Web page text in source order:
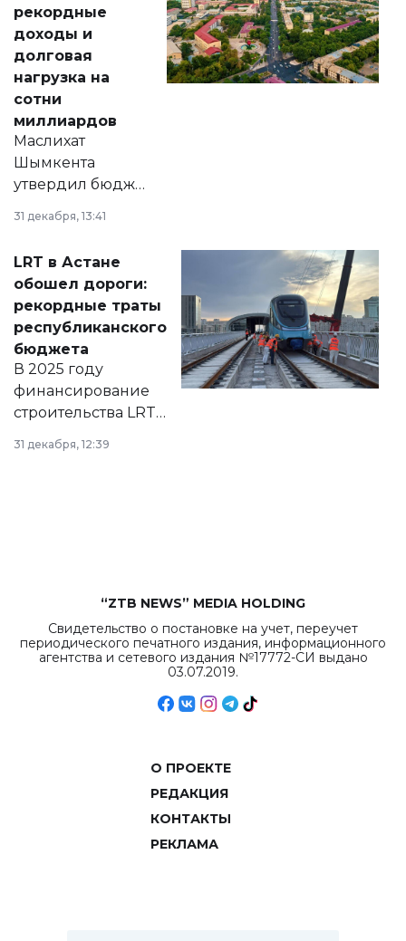
рекордные
доходы и
долговая
нагрузка на
сотни
миллиардов
Маслихат
Шымкента
утвердил бюджет
города на 2026–
2028 годы.
документ
появился в базе
нормативных
правовых актов и
на сайте маслихат
города.
31 декабря, 13:41
LRT в Астане
обошел дороги:
рекордные траты
республиканского
бюджета
В 2025 году
финансирование
строительства LRT
в Астане из
республиканского
31 декабря, 12:39
“ZTB NEWS” MEDIA HOLDING
Свидетельство о постановке на учет, переучет
периодического печатного издания, информационного
агентства и сетевого издания №17772-СИ выдано
03.07.2019.
О ПРОЕКТЕ
РЕДАКЦИЯ
КОНТАКТЫ
РЕКЛАМА